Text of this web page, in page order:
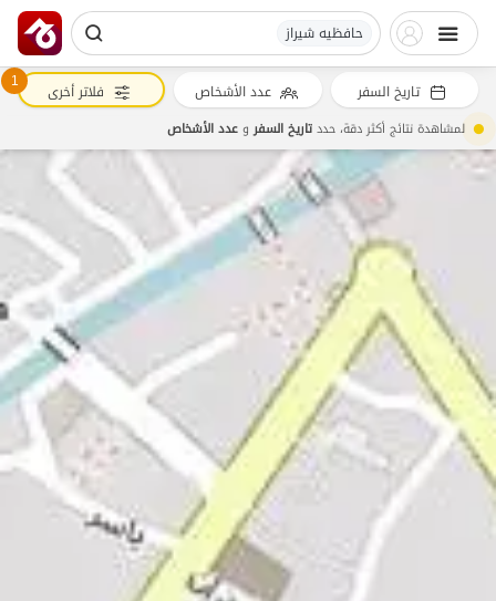
حافظیه شیراز
تاريخ السفر عدد الأشخاص 1 فلاتر أخرى
لمشاهدة نتائج أكثر دقة، حددتاريخ السفروعدد الأشخاص